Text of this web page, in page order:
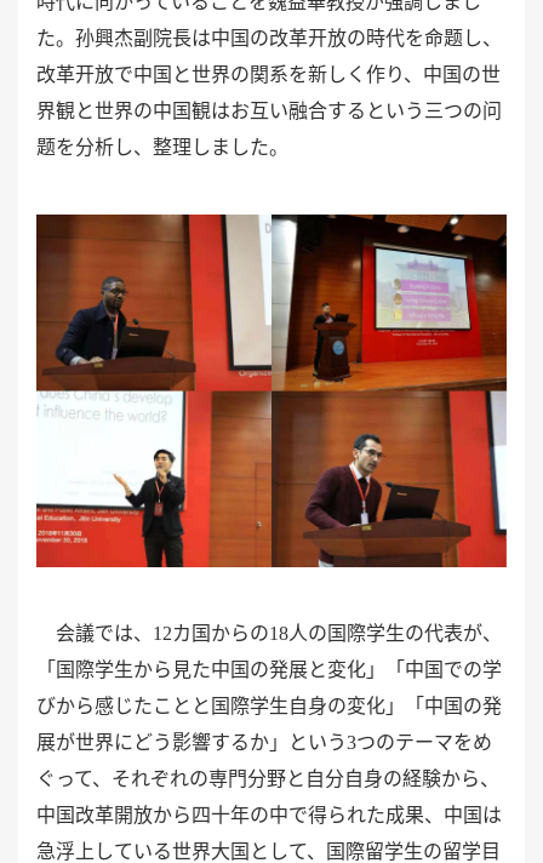
た。 孙興杰副院長は中国の改革开放の時代を命题 し、
改革开放で中国と世界の関系を新しく作り、中国の世
界観と世界の中国観はお互い融合するという三つの问
题を分析し、整理しました。
会議では、 12カ国からの18人の国際学生の代表が、
「国際学生から見た中国の発展と変化」「中国での学
びから感じたことと国際学生自身の変化」「中国の発
展が世界にどう影響するか」という3つのテーマをめ
ぐって、それぞれの専門分野と自分自身の経験から、
中国改革開放から四十年の中で得られた成果、中国は
急浮上している世界大国として、国際留学生の留学目